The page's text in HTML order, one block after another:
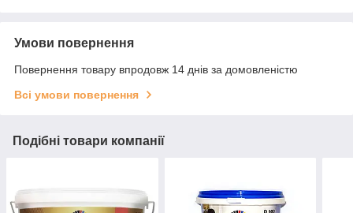
Умови повернення
Повернення товару впродовж 14 днів за домовленістю
Всі умови повернення
Подібні товари компанії